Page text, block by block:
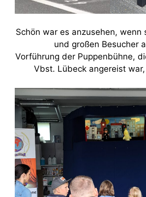
Schön war es anzusehen, wenn
und großen Besucher
Vorführung der Puppenbühne,
Vbst. Lübeck angereist